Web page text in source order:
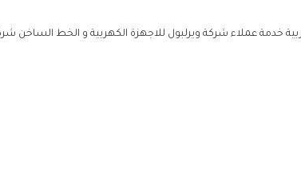
خدمة عملاء شركة ويرلبول للاجهزة الكهربية و الخط الساخن